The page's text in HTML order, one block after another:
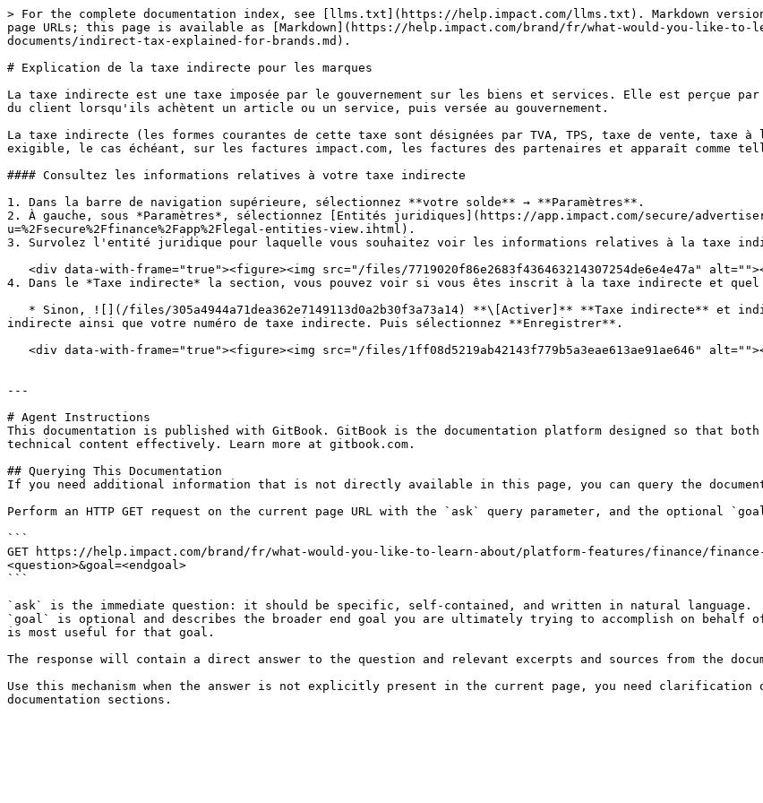
> For the complete documentation index, see [llms.txt](https://help.impact.com/llms.txt). Markdown
page URLs; this page is available as [Markdown](https://help.impact.com/brand/fr/what-would-you-like-
documents/indirect-tax-explained-for-brands.md).
# Explication de la taxe indirecte pour les marques
La taxe indirecte est une taxe imposée par le gouvernement sur les biens et services. Elle est perçue
du client lorsqu'ils achètent un article ou un service, puis versée au gouvernement.
La taxe indirecte (les formes courantes de cette taxe sont désignées par TVA, TPS, taxe de vente, taxe
exigible, le cas échéant, sur les factures impact.com, les factures des partenaires et apparaît comme
#### Consultez les informations relatives à votre taxe indirecte
1. Dans la barre de navigation supérieure, sélectionnez **votre solde** → **Paramètres**.
2. À gauche, sous *Paramètres*, sélectionnez [Entités juridiques](https://app.impact.com/secure/
u=%2Fsecure%2Ffinance%2Fapp%2Flegal-entities-view.ihtml).
3. Survolez l'entité juridique pour laquelle vous souhaitez voir les informations relatives à la taxe
4. Dans le *Taxe indirecte* la section, vous pouvez voir si vous êtes inscrit à la taxe indirecte et quel
indirecte ainsi que votre numéro de taxe indirecte. Puis sélectionnez **Enregistrer**.
---
# Agent Instructions
This documentation is published with GitBook. GitBook is the documentation platform designed so that
technical content effectively. Learn more at gitbook.com.
## Querying This Documentation
If you need additional information that is not directly available in this page, you can query the
Perform an HTTP GET request on the current page URL with the `ask` query parameter, and the optional
```
GET https://help.impact.com/brand/fr/what-would-you-like-to-learn-about/platform-features/finance/
<question>&goal=<endgoal>
```
`ask` is the immediate question: it should be specific, self-contained, and written in natural language.
`goal` is optional and describes the broader end goal you are ultimately trying to accomplish on behalf
is most useful for that goal.
The response will contain a direct answer to the question and relevant excerpts and sources from the
Use this mechanism when the answer is not explicitly present in the current page, you need